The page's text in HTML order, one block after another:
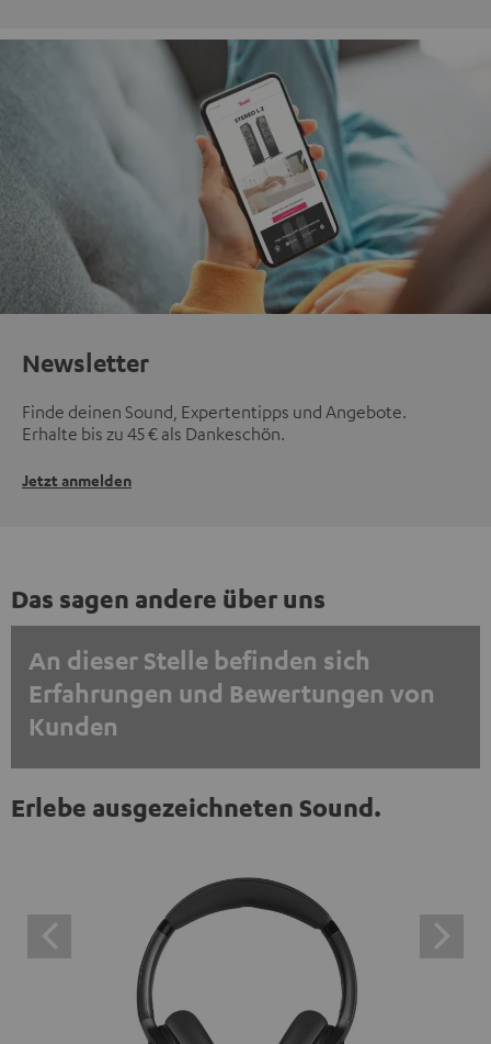
Newsletter
Finde deinen Sound, Expertentipps und Angebote.
Erhalte bis zu 45 € als Dankeschön.
Jetzt anmelden
Das sagen andere über uns
An dieser Stelle befinden sich
Erfahrungen und Bewertungen von
Kunden
Trustpilot‑Bewertungen sind externe Inhalte. Der
externe Inhalt kann hier mit nur einem Klick angezeigt
werden. Mit dem Anklicken des Inhalts wird zugestimmt,
dass externe Inhalte angezeigt werden. Dabei können
personenbezogene Daten an Drittplattformen
übermittelt werden.
Weitere Informationen sind in der
Erlebe ausgezeichneten Sound.